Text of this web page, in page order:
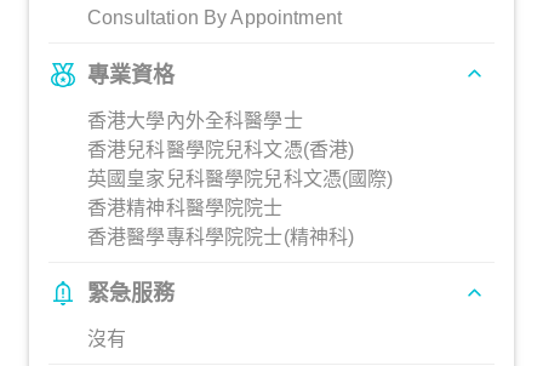
Consultation By Appointment
專業資格
香港大學內外全科醫學士
香港兒科醫學院兒科文憑(香港)
英國皇家兒科醫學院兒科文憑(國際)
香港精神科醫學院院士
香港醫學專科學院院士(精神科)
緊急服務
沒有